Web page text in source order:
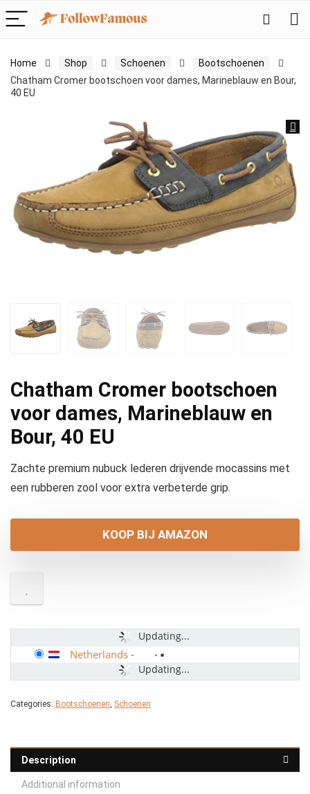
Home Shop Schoenen
Bootschoenen
Chatham Cromer bootschoen voor dames, Marineblauw en Bour,
40 EU
Chatham Cromer bootschoen
voor dames, Marineblauw en
Bour, 40 EU
Zachte premium nubuck lederen drijvende mocassins met
een rubberen zool voor extra verbeterde grip.
KOOP BIJ AMAZON
Updating...
Updating...
Netherlands -
Categories: Bootschoenen, Schoenen
Description
Additional information